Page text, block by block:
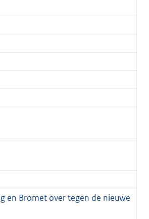
en Bromet over tegen de nieuwe